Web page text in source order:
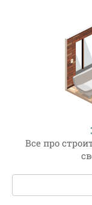
Все про
Поиск: